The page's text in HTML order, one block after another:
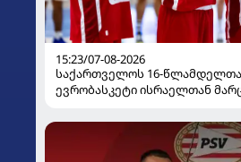
15:23/07-08-2026
საქართველოს 16-წლამდელთა
ევრობასკეტი ისრაელთან